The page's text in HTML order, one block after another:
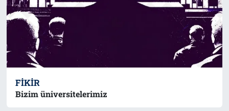
FIKIR
Bizim üniversitelerimiz